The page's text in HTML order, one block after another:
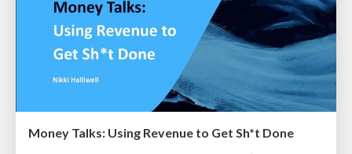
Money Talks: Using Revenue to Get Sh*t Done